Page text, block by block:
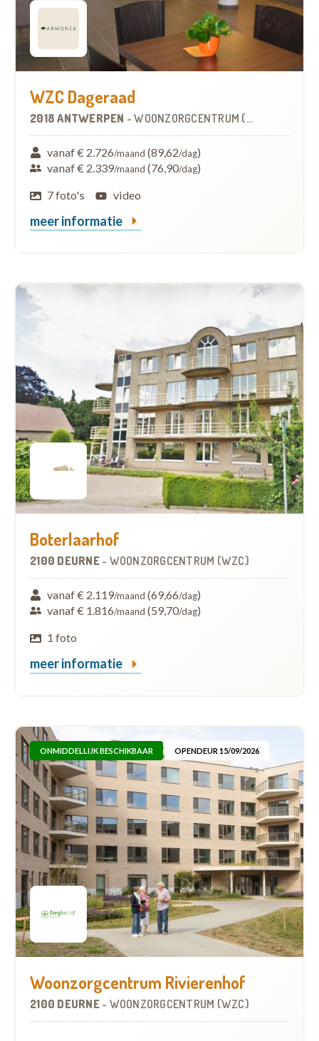
WZC Dageraad
2018 ANTWERPEN -WOONZORGCENTRUM (WZC)
vanaf € 2.726/maand (89,62/dag)
vanaf € 2.339/maand (76,90/dag)
7 foto's
video
meer informatie
Boterlaarhof
2100 DEURNE - WOONZORGCENTRUM (WZC)
vanaf € 2.119/maand (69,66/dag)
vanaf € 1.816/maand (59,70/dag)
1 foto
meer informatie
ONMIDDELLIJK BESCHIKBAAR OPENDEUR 15/09/2026
Woonzorgcentrum Rivierenhof
2100 DEURNE - WOONZORGCENTRUM (WZC)